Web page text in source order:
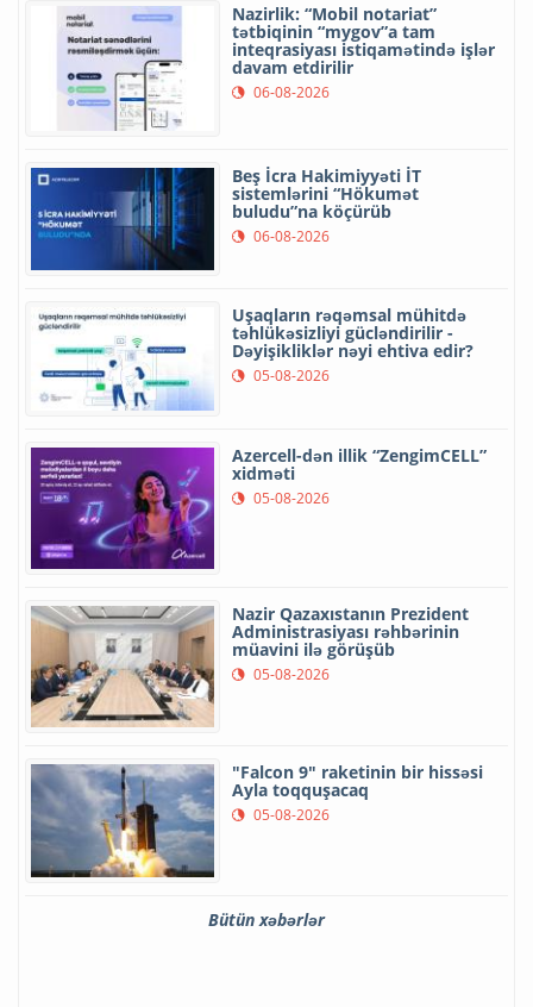
Nazirlik: “Mobil notariat”
tətbiqinin “mygov”a tam
inteqrasiyası istiqamətində işlər
davam etdirilir
06-08-2026
Beş İcra Hakimiyyəti İT
sistemlərini “Hökumət
buludu”na köçürüb
06-08-2026
Uşaqların rəqəmsal mühitdə
təhlükəsizliyi gücləndirilir -
Dəyişikliklər nəyi ehtiva edir?
05-08-2026
Azercell-dən illik “ZengimCELL”
xidməti
05-08-2026
Nazir Qazaxıstanın Prezident
Administrasiyası rəhbərinin
müavini ilə görüşüb
05-08-2026
"Falcon 9" raketinin bir hissəsi
Ayla toqquşacaq
05-08-2026
Bütün xəbərlər